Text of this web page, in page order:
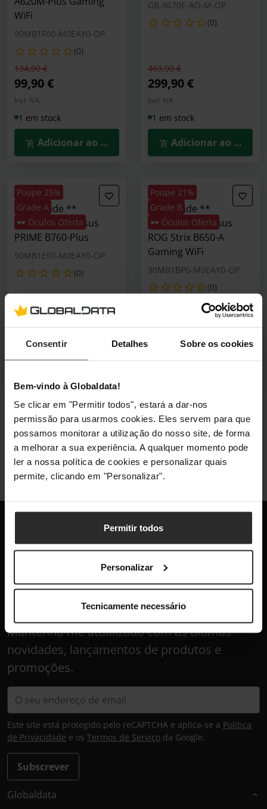
Consentir Detalhes Sobre os cookies
Bem-vindo à Globaldata!
Se clicar em "Permitir todos", estará a dar-nos
permissão para usarmos cookies. Eles servem para que
possamos monitorar a utilização do nosso site, de forma
a melhorar a sua experiência. A qualquer momento pode
ler a nossa política de cookies e personalizar quais
permite, clicando em "Personalizar".
Permitir todos
Personalizar
Tecnicamente necessário
WiFi
90MB1F00-M0EAY0-OP
(0)
Preço reduzido de
134,90 €para
99,90 €
Incl. IVA
1 em stock
Adicionar ao Carrinho
GB-X670E-AO-M-OP
(0)
Preço reduzido de
469,90 €para
299,90 €
Incl. IVA
1 em stock
Adicionar ao
Poupe 25%
Grade A
🕶️ Óculos Oferta
** A Grade **
Motherboard Asus
PRIME B760-Plus
90MB1EF0-M0EAY0-OP
(0)
Preço reduzido de
119,90 €
89,90 €
Poupe 21%
Grade B
🕶️ Óculos Oferta
** B Grade **
Motherboard Asus
ROG Strix B650-A
Gaming WiFi
90MB1BP0-M0EAY0-OP
(0)
Preço reduzido de
+351 300 600 520
As nossas comunidades
Mantenha-me atualizado com as últimas
novidades, lançamentos de produtos e
promoções.
Subscrever
Este site está protegido pelo reCAPTCHA e aplica-se a Política
de Privacidade e os Termos de Serviço da Google.
Globaldata